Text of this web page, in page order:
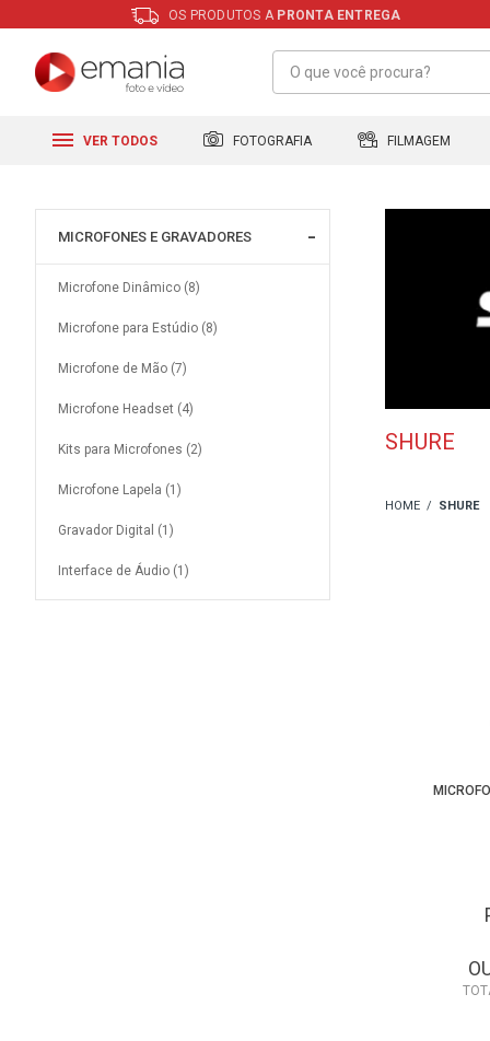
OS PRODUTOS A PRONTA ENTREGA
VER TODOS FOTOGRAFIA FILMAGEM
MICROFONES E GRAVADORES
Microfone Dinâmico (8)
Microfone para Estúdio (8)
Microfone de Mão (7)
Microfone Headset (4)
Kits para Microfones (2)
Microfone Lapela (1)
Gravador Digital (1)
Interface de Áudio (1)
SHURE
SHURE